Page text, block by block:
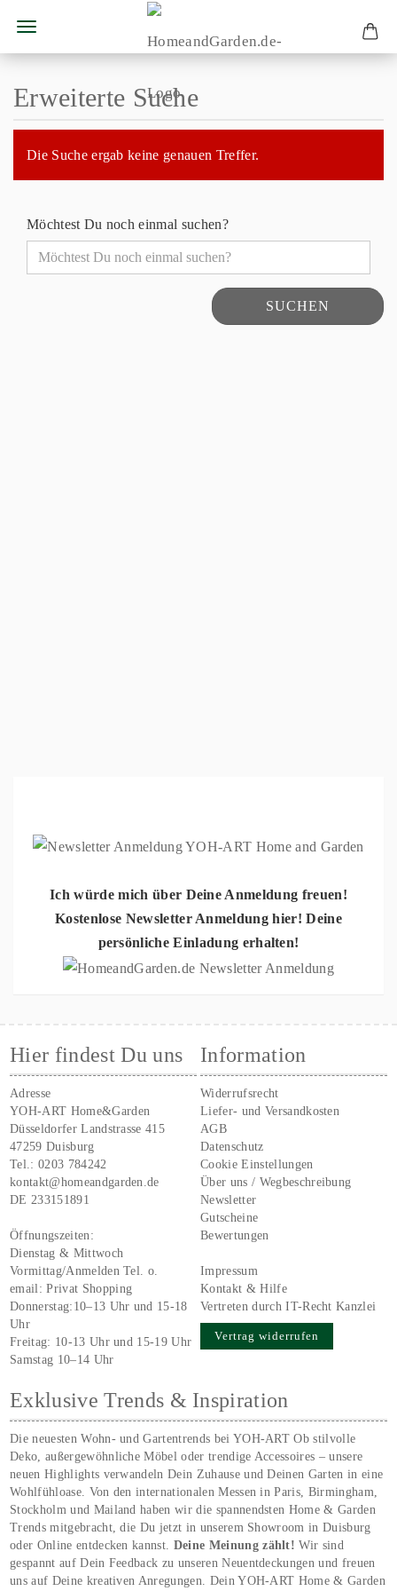
Erweiterte Suche
Die Suche ergab keine genauen Treffer.
Möchtest Du noch einmal suchen?
SUCHEN
Ich würde mich über Deine Anmeldung freuen!
Kostenlose Newsletter Anmeldung hier! Deine
persönliche Einladung erhalten!
Hier findest Du uns
Adresse
YOH-ART Home&Garden
Düsseldorfer Landstrasse 415
47259 Duisburg
Tel.:0203 784242
kontakt@homeandgarden.de
DE 233151891
Öffnungszeiten:
Dienstag & Mittwoch
Vormittag/Anmelden Tel. o.
email:Privat Shopping
Donnerstag:10–13 Uhr und 15-18
Uhr
Freitag: 10-13 Uhr und 15-19 Uhr
Samstag 10–14 Uhr
Information
Widerrufsrecht
Liefer- und Versandkosten
AGB
Datenschutz
Cookie Einstellungen
Über uns / Wegbeschreibung
Newsletter
Gutscheine
Bewertungen
Impressum
Kontakt & Hilfe
Vertreten durch IT-Recht Kanzlei
Vertrag widerrufen
Exklusive Trends & Inspiration
Die neuesten Wohn- und Gartentrends bei YOH‑ART Ob stilvolle
Deko, außergewöhnliche Möbel oder trendige Accessoires – unsere
neuen Highlights verwandeln Dein Zuhause und Deinen Garten in eine
Wohlfühloase. Von den internationalen Messen in Paris, Birmingham,
Stockholm und Mailand haben wir die spannendsten Home & Garden
Trends mitgebracht, die Du jetzt in unserem Showroom in Duisburg
oder Online entdecken kannst. Deine Meinung zählt!Wir sind
gespannt auf Dein Feedback zu unseren Neuentdeckungen und freuen
uns auf Deine kreativen Anregungen. Dein YOH‑ART Home & Garden